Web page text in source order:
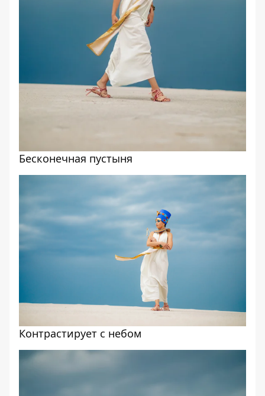
Бесконечная пустыня
Контрастирует с небом